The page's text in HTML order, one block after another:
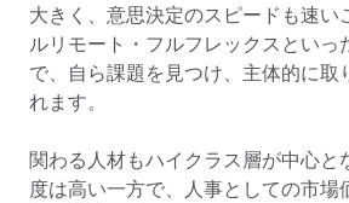
大きく、意思決定のスピードも速い
ルリモート・フルフレックスといっ
で、自ら課題を見つけ、主体的に取
れます。
関わる人材もハイクラス層が中心と
度は高い一方で、人事としての市場